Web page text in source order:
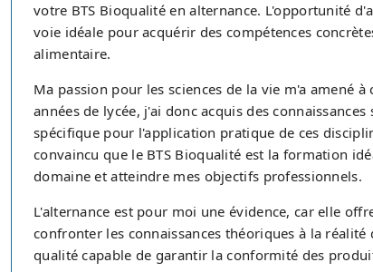
votre BTS Bioqualité en alternance. L'opportunité
voie idéale pour acquérir des compétences
alimentaire.
Ma passion pour les sciences de la vie m'a amené
années de lycée, j'ai donc acquis des
spécifique pour l'application pratique de ces
convaincu que le BTS Bioqualité est la formation
domaine et atteindre mes objectifs professionnels.
L'alternance est pour moi une évidence, car elle
confronter les connaissances théoriques à la
qualité capable de garantir la conformité des